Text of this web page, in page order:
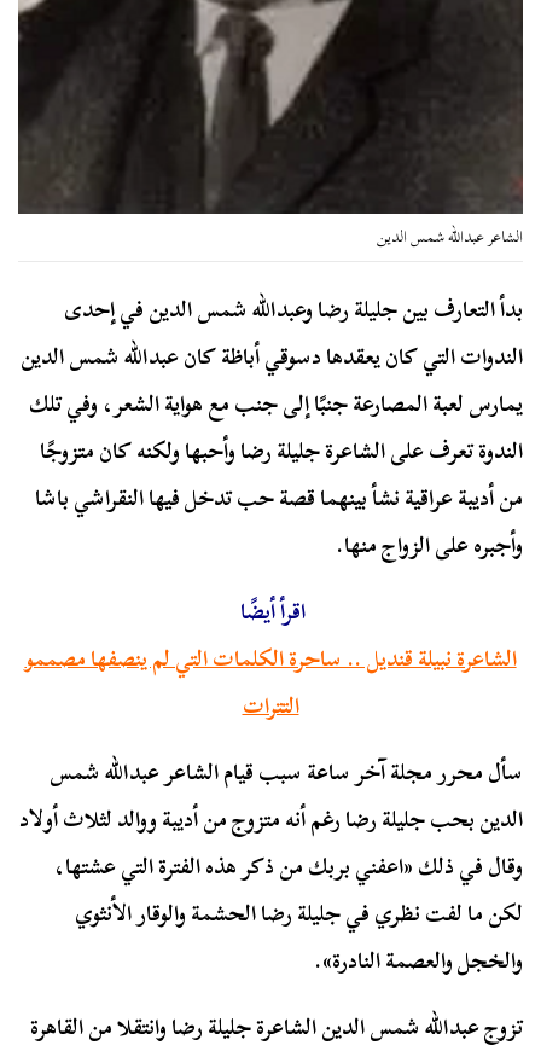
الشاعر عبدالله شمس الدين
بدأ التعارف بين جليلة رضا وعبدالله شمس الدين في إحدى
الندوات التي كان يعقدها دسوقي أباظة كان عبدالله شمس الدين
يمارس لعبة المصارعة جنبًا إلى جنب مع هواية الشعر، وفي تلك
الندوة تعرف على الشاعرة جليلة رضا وأحبها ولكنه كان متزوجًا
من أديبة عراقية نشأ بينهما قصة حب تدخل فيها النقراشي باشا
وأجبره على الزواج منها.
اقرأ أيضًا
الشاعرة نبيلة قنديل .. ساحرة الكلمات التي لم ينصفها مصممو
التترات
سأل محرر مجلة آخر ساعة سبب قيام الشاعر عبدالله شمس
الدين بحب جليلة رضا رغم أنه متزوج من أديبة ووالد لثلاث أولاد
وقال في ذلك «اعفني بربك من ذكر هذه الفترة التي عشتها،
لكن ما لفت نظري في جليلة رضا الحشمة والوقار الأنثوي
والخجل والعصمة النادرة».
تزوج عبدالله شمس الدين الشاعرة جليلة رضا وانتقلا من القاهرة